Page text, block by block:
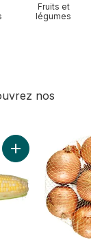
Fruits et
légumes
nos
sans pépins au
Ajouter Maïs deux